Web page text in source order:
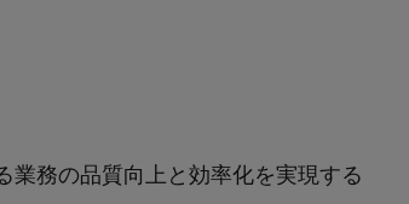
務の品質向上と効率化を実現する